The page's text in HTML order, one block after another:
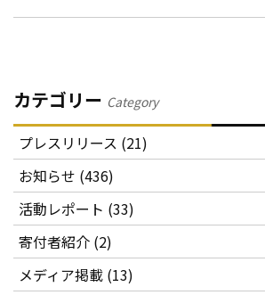
カテゴリー Category
プレスリリース (21)
お知らせ (436)
活動レポート (33)
寄付者紹介 (2)
メディア掲載 (13)